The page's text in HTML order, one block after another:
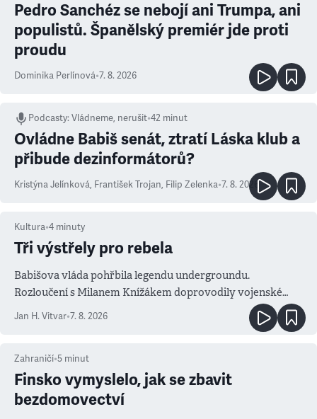
Pedro Sanchéz se nebojí ani Trumpa, ani
populistů. Španělský premiér jde proti
proudu
Dominika Perlínová•7. 8. 2026
Podcasty:Vládneme, nerušit•42 minut
Ovládne Babiš senát, ztratí Láska klub a
přibude dezinformátorů?
Kristýna Jelínková, František Trojan, Filip Zelenka•7. 8. 2026
Kultura•4 minuty
Tři výstřely pro rebela
Babišova vláda pohřbila legendu undergroundu.
Rozloučení s Milanem Knížákem doprovodily vojenské
salvy i kritika pokrokářů
Jan H. Vitvar•7. 8. 2026
Zahraničí•5 minut
Finsko vymyslelo, jak se zbavit
bezdomovectví